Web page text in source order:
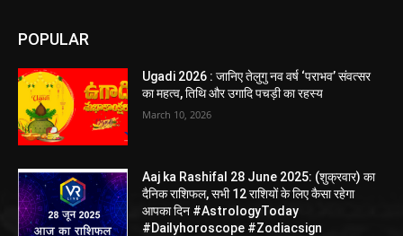
POPULAR
Ugadi 2026 : जानिए तेलुगु नव वर्ष ‘पराभव’ संवत्सर
का महत्व, तिथि और उगादि पचड़ी का रहस्य
March 10, 2026
Aaj ka Rashifal 28 June 2025: (शुक्रवार) का
दैनिक राशिफल, सभी 12 राशियों के लिए कैसा रहेगा
आपका दिन #AstrologyToday
#Dailyhoroscope #Zodiacsign